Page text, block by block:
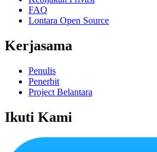
FAQ
Lontara Open Source
Kerjasama
Penulis
Penerbit
Project Belantara
Ikuti Kami